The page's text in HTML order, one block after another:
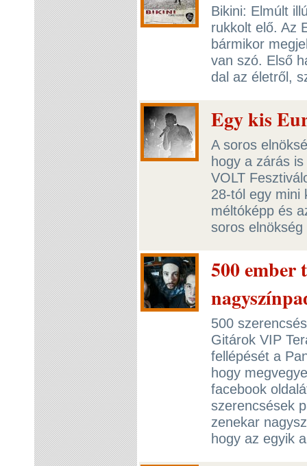
Bikini: Elmúlt
rukkolt elő. Az
bármikor
van szó. Első
dal az életről,
Egy kis
A soros
hogy a zárás
VOLT
28-tól egy mini
méltóképp és
soros
500 ember
500
Gitárok VIP
fellépését a
hogy
facebook
szerencsések
zenekar
hogy az egyik